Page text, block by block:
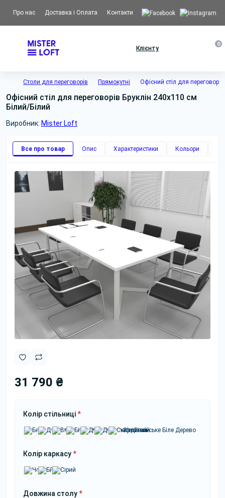
Про нас Доставка і Оплата Контакти
Клієнту
0
Столи для переговорів Прямокутні Офісний стіл для
Офісний стіл для переговорів Бруклін 240x110 см
Білий/Білий
Виробник: Mister Loft
Все про товар Опис Характеристики Кольори
31 790 ₴
Колір стільниці*
Колір каркасу*
Довжина столу*